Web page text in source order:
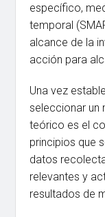
específico,
temporal
alcance de la
acción para
Una vez
seleccionar un
teórico es el
principios que
datos
relevantes y
resultados de